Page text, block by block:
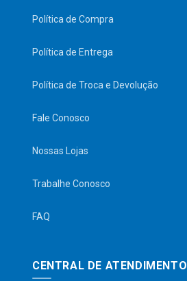
Política de Compra
Política de Entrega
Política de Troca e Devolução
Fale Conosco
Nossas Lojas
Trabalhe Conosco
FAQ
CENTRAL DE ATENDIMENTO